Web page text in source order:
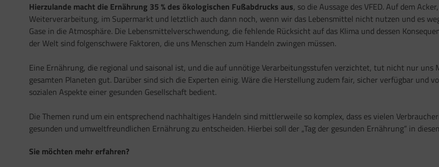
Hierzulande macht die Ernährung 35 % des ökologischen Fußabdrucks aus, so die Aussage des VFED. Auf dem
Weiterverarbeitung, im Supermarkt und letztlich auch dann noch, wenn wir das Lebensmittel nicht nutzen und es
Gase in die Atmosphäre. Die Lebensmittelverschwendung, die fehlende Rücksicht auf das Klima und dessen
der Welt sind folgenschwere Faktoren, die uns Menschen zum Handeln zwingen müssen.
Eine Ernährung, die regional und saisonal ist, und die auf unnötige Verarbeitungsstufen verzichtet, tut nicht nur uns
gesamten Planeten gut. Darüber sind sich die Experten einig. Wäre die Herstellung zudem fair, sicher verfügbar und
sozialen Aspekte einer gesunden Gesellschaft bedient.
Die Themen rund um ein entsprechend nachhaltiges Handeln sind mittlerweile so komplex, dass es vielen
gesunden und umweltfreundlichen Ernährung zu entscheiden. Hierbei soll der „Tag der gesunden Ernährung“ in
Sie möchten mehr erfahren?